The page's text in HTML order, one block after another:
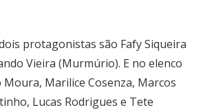
protagonistas são Fafy Siqueira
Vieira (Murmúrio). E no elenco
Marilice Cosenza, Marcos
Lucas Rodrigues e Tete